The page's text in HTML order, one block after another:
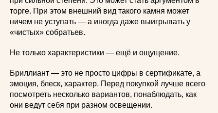
торге. При этом внешний вид такого камня может
ничем не уступать — а иногда даже выигрывать у
«чистых» собратьев.
Не только характеристики — ещё и ощущение.
Бриллиант — это не просто цифры в сертификате, а
эмоция, блеск, характер. Перед покупкой лучше всего
посмотреть несколько вариантов, понаблюдать, как
они ведут себя при разном освещении.